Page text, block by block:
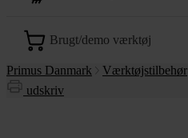
brugt/demo værktøj
Primus Danmark Værktøjstilbehør
udskriv